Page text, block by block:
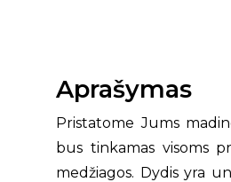
Aprašymas
Pristatome Jums
bus tinkamas visoms
medžiagos. Dydis yra